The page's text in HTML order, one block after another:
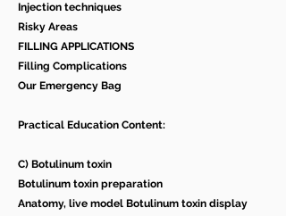
Injection techniques
Risky Areas
FILLING APPLICATIONS
Filling Complications
Our Emergency Bag
Practical Education Content:
C) Botulinum toxin
Botulinum toxin preparation
Anatomy, live model Botulinum toxin display